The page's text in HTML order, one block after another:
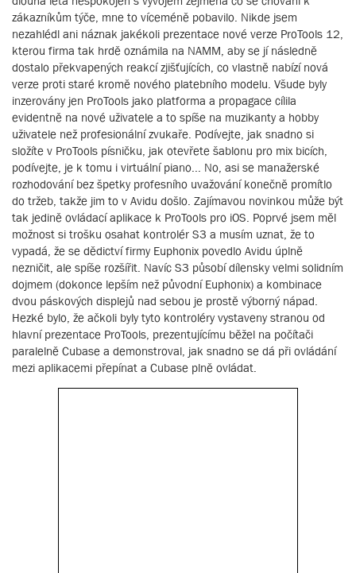
zákazníkům týče, mne to víceméně pobavilo. Nikde jsem
nezahlédl ani náznak jakékoli prezentace nové verze ProTools 12,
kterou firma tak hrdě oznámila na NAMM, aby se jí následně
dostalo překvapených reakcí zjišťujících, co vlastně nabízí nová
verze proti staré kromě nového platebního modelu. Všude byly
inzerovány jen ProTools jako platforma a propagace cílila
evidentně na nové uživatele a to spíše na muzikanty a hobby
uživatele než profesionální zvukaře. Podívejte, jak snadno si
složíte v ProTools písničku, jak otevřete šablonu pro mix bicích,
podívejte, je k tomu i virtuální piano... No, asi se manažerské
rozhodování bez špetky profesního uvažování konečně promítlo
do tržeb, takže jim to v Avidu došlo. Zajímavou novinkou může být
tak jedině ovládací aplikace k ProTools pro iOS. Poprvé jsem měl
možnost si trošku osahat kontrolér S3 a musím uznat, že to
vypadá, že se dědictví firmy Euphonix povedlo Avidu úplně
nezničit, ale spíše rozšířit. Navíc S3 působí dílensky velmi solidním
dojmem (dokonce lepším než původní Euphonix) a kombinace
dvou páskových displejů nad sebou je prostě výborný nápad.
Hezké bylo, že ačkoli byly tyto kontroléry vystaveny stranou od
hlavní prezentace ProTools, prezentujícímu běžel na počítači
paralelně Cubase a demonstroval, jak snadno se dá při ovládání
mezi aplikacemi přepínat a Cubase plně ovládat.